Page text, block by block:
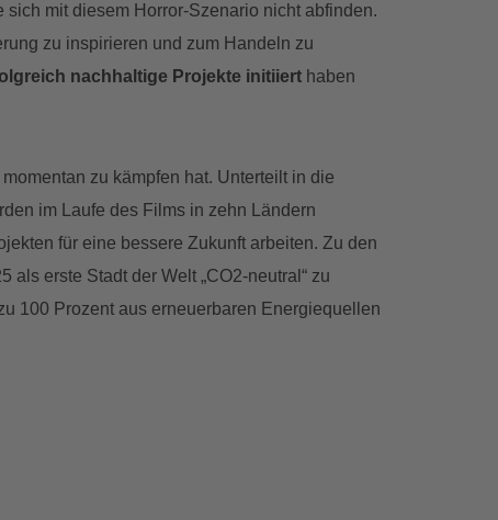
sich mit diesem Horror-Szenario nicht abfinden.
zu inspirieren und zum Handeln zu
nachhaltige Projekte initiiert haben
zu kämpfen hat. Unterteilt in die
im Laufe des Films in zehn Ländern
für eine bessere Zukunft arbeiten. Zu den
erste Stadt der Welt „CO2-neutral“ zu
100 Prozent aus erneuerbaren Energiequellen